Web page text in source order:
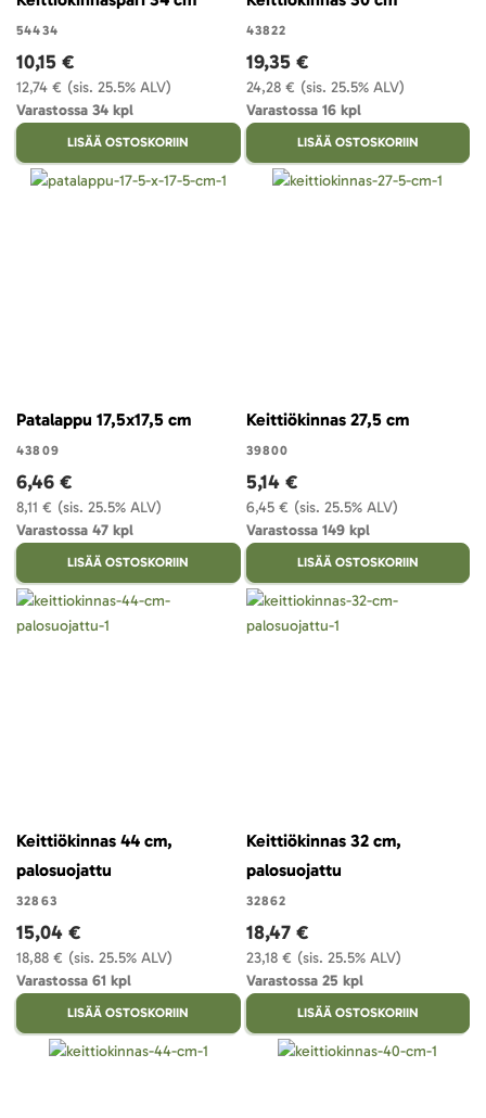
54434
(sis. 25.5% ALV)
12,74 €
10,15 €
Varastossa 34 kpl
LISÄÄ OSTOSKORIIN
43822
(sis. 25.5% ALV)
24,28 €
19,35 €
Varastossa 16 kpl
LISÄÄ OSTOSKORIIN
Patalappu 17,5x17,5 cm
43809
(sis. 25.5% ALV)
8,11 €
6,46 €
Varastossa 47 kpl
LISÄÄ OSTOSKORIIN
Keittiökinnas 27,5 cm
39800
(sis. 25.5% ALV)
6,45 €
5,14 €
Varastossa 149 kpl
LISÄÄ OSTOSKORIIN
Keittiökinnas 44 cm,
palosuojattu
32863
(sis. 25.5% ALV)
18,88 €
15,04 €
Varastossa 61 kpl
LISÄÄ OSTOSKORIIN
Keittiökinnas 32 cm,
palosuojattu
32862
(sis. 25.5% ALV)
23,18 €
18,47 €
Varastossa 25 kpl
LISÄÄ OSTOSKORIIN